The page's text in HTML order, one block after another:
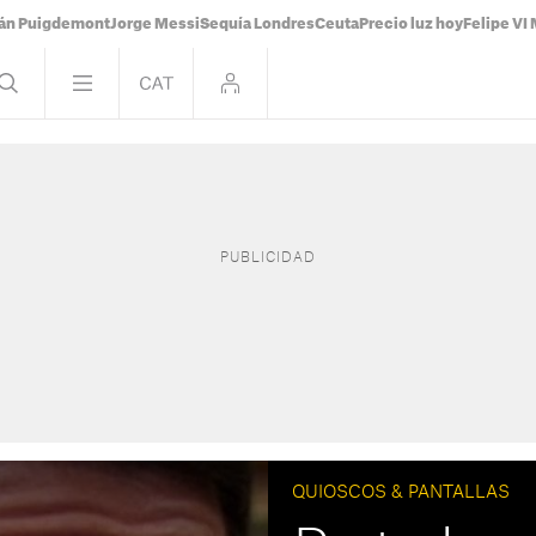
PuigdemontJorge MessiSequía LondresCeuta Precio luz hoy Felipe VI
QUIOSCOS & PANTALLAS